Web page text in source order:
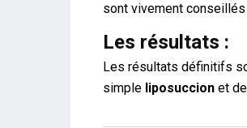
sont vivement
Les résultats :
Les résultats définitifs
simple liposuccion et